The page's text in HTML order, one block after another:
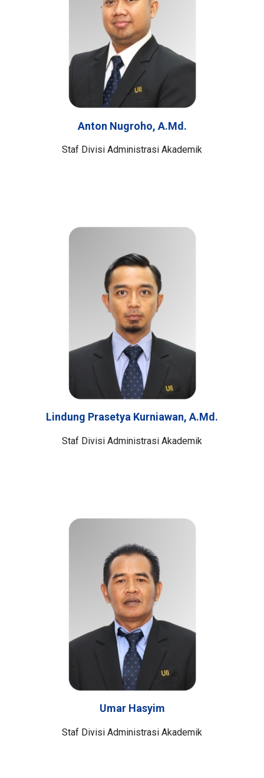
Anton Nugroho, A.Md.
Staf Divisi Administrasi Akademik
Lindung Prasetya Kurniawan, A.Md.
Staf Divisi Administrasi Akademik
Umar Hasyim
Staf Divisi Administrasi Akademik